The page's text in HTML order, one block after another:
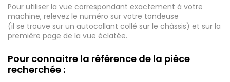
Pour utiliser la vue correspondant exactement à votre
machine, relevez le numéro sur votre tondeuse
(il se trouve sur un autocollant collé sur le châssis) et sur la
première page de la vue éclatée.
Pour connaitre la référence de la pièce
recherchée :